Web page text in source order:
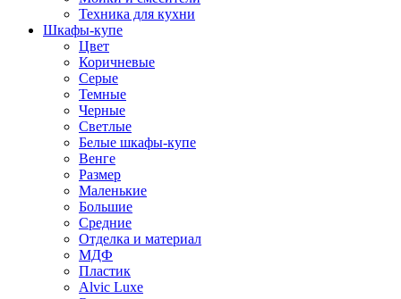
Техника для кухни
Шкафы-купе
Цвет
Коричневые
Серые
Темные
Черные
Светлые
Белые шкафы-купе
Венге
Размер
Маленькие
Большие
Средние
Отделка и материал
МДФ
Пластик
Alvic Luxe